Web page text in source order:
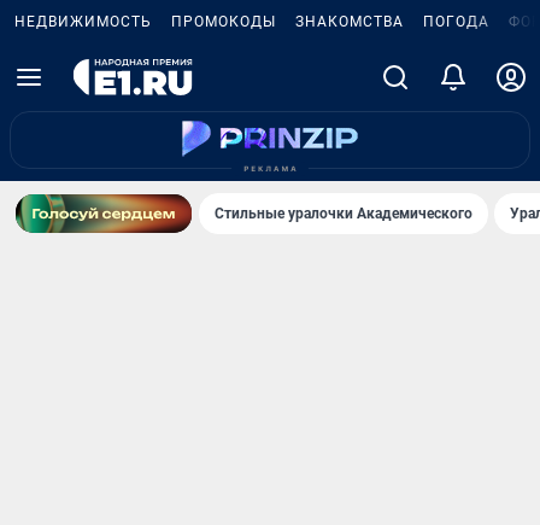
НЕДВИЖИМОСТЬ ПРОМОКОДЫ ЗНАКОМСТВА ПОГОДА
Стильные уралочки Академического